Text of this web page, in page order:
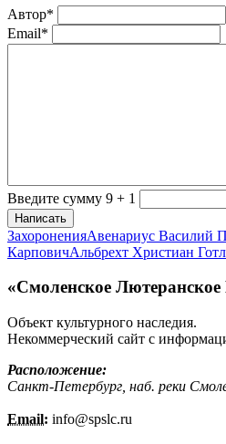
Автор*
Email*
Введите сумму 9 + 1
Написать
ЗахороненияАвенариус Василий
КарповичАльбрехт Христиан
«Смоленское
Объект культурного наследия.
Некоммерческий сайт с
Расположение:
Санкт-Петербург, наб. реки
Email: info@spslc.ru